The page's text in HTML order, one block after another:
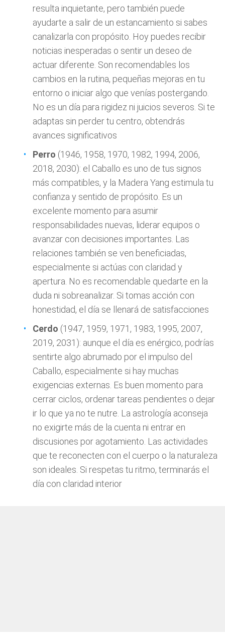
resulta inquietante, pero también puede
ayudarte a salir de un estancamiento si sabes
canalizarla con propósito. Hoy puedes recibir
noticias inesperadas o sentir un deseo de
actuar diferente. Son recomendables los
cambios en la rutina, pequeñas mejoras en tu
entorno o iniciar algo que venías postergando.
No es un día para rigidez ni juicios severos. Si te
adaptas sin perder tu centro, obtendrás
avances significativos
Perro (1946, 1958, 1970, 1982, 1994, 2006,
2018, 2030): el Caballo es uno de tus signos
más compatibles, y la Madera Yang estimula tu
confianza y sentido de propósito. Es un
excelente momento para asumir
responsabilidades nuevas, liderar equipos o
avanzar con decisiones importantes. Las
relaciones también se ven beneficiadas,
especialmente si actúas con claridad y
apertura. No es recomendable quedarte en la
duda ni sobreanalizar. Si tomas acción con
honestidad, el día se llenará de satisfacciones
Cerdo (1947, 1959, 1971, 1983, 1995, 2007,
2019, 2031): aunque el día es enérgico, podrías
sentirte algo abrumado por el impulso del
Caballo, especialmente si hay muchas
exigencias externas. Es buen momento para
cerrar ciclos, ordenar tareas pendientes o dejar
ir lo que ya no te nutre. La astrología aconseja
no exigirte más de la cuenta ni entrar en
discusiones por agotamiento. Las actividades
que te reconecten con el cuerpo o la naturaleza
son ideales. Si respetas tu ritmo, terminarás el
día con claridad interior